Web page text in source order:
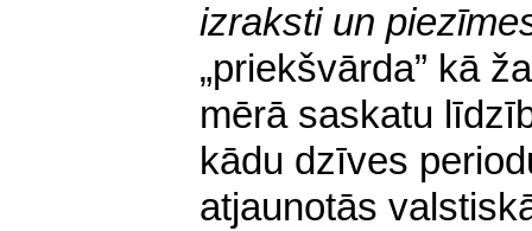
izraksti un
„priekšvārda” kā
mērā saskatu
kādu dzīves
atjaunotās